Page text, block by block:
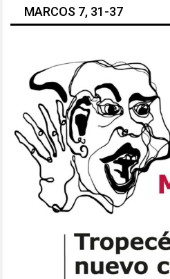
MARCOS 7, 31-37